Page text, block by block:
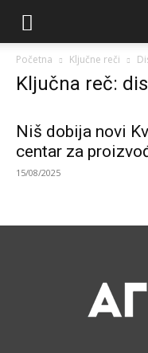
Početna Ključne reči
Ključna reč:
Niš dobija novi
centar za
15/08/2025